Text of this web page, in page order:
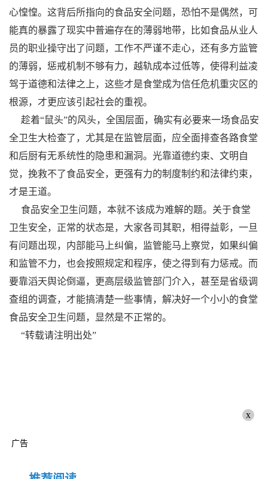
心惶惶。这背后所指向的食品安全问题，恐怕不是偶然，可
能真的暴露了现实中普遍存在的薄弱地带，比如食品从业人
员的职业操守出了问题，工作不严谨不走心，还有多方监管
的薄弱，惩戒机制不够有力，越轨成本过低等，使得利益凌
驾于道德和法律之上，这些才是食堂成为信任危机重灾区的
根源，才更应该引起社会的重视。
趁着“鼠头”的风头，全国层面，确实有必要来一场食品安
全卫生大检查了，尤其是在监管层面，应全面排查各路食堂
和后厨有无系统性的隐患和漏洞。光靠道德约束、文明自
觉，挽救不了食品安全，更强有力的制度制约和法律约束，
才是王道。
食品安全卫生问题，本就不该成为难解的题。关于食堂
卫生安全，正常的状态是，大家各司其职，相得益彰，一旦
有问题出现，内部能马上纠偏，监管能马上察觉，如果纠偏
和监管不力，也会按照规定和程序，使之得到有力惩戒。而
要靠滔天舆论倒逼，更高层级监管部门介入，甚至是省级调
查组的调查，才能搞清楚一些事情，解决好一个小小的食堂
食品安全卫生问题，显然是不正常的。
“转载请注明出处”
x
广告